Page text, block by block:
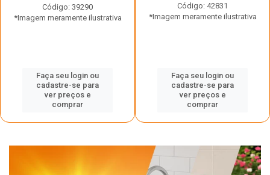
Código: 39290
*Imagem meramente ilustrativa
Faça seu login ou
cadastre-se para
ver preços e
comprar
Código: 42831
*Imagem meramente ilustrativa
Faça seu login ou
cadastre-se para
ver preços e
comprar